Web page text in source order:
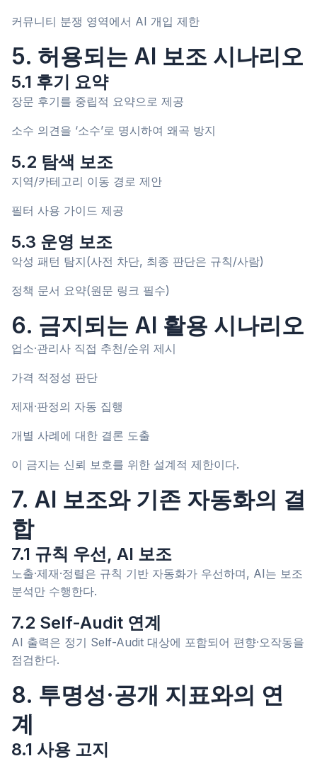
커뮤니티 분쟁 영역에서 AI 개입 제한
5. 허용되는 AI 보조 시나리오
5.1 후기 요약
장문 후기를 중립적 요약으로 제공
소수 의견을 ‘소수’로 명시하여 왜곡 방지
5.2 탐색 보조
지역/카테고리 이동 경로 제안
필터 사용 가이드 제공
5.3 운영 보조
악성 패턴 탐지(사전 차단, 최종 판단은 규칙/사람)
정책 문서 요약(원문 링크 필수)
6. 금지되는 AI 활용 시나리오
업소·관리사 직접 추천/순위 제시
가격 적정성 판단
제재·판정의 자동 집행
개별 사례에 대한 결론 도출
이 금지는 신뢰 보호를 위한 설계적 제한이다.
7. AI 보조와 기존 자동화의 결
합
7.1 규칙 우선, AI 보조
노출·제재·정렬은 규칙 기반 자동화가 우선하며, AI는 보조
분석만 수행한다.
7.2 Self-Audit 연계
AI 출력은 정기 Self-Audit 대상에 포함되어 편향·오작동을
점검한다.
8. 투명성·공개 지표와의 연
계
8.1 사용 고지